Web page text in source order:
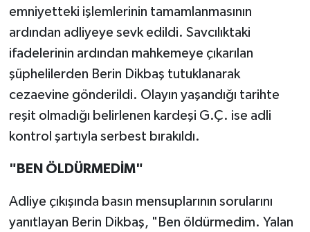
emniyetteki işlemlerinin tamamlanmasının
ardından adliyeye sevk edildi. Savcılıktaki
ifadelerinin ardından mahkemeye çıkarılan
şüphelilerden Berin Dikbaş tutuklanarak
cezaevine gönderildi. Olayın yaşandığı tarihte
reşit olmadığı belirlenen kardeşi G.Ç. ise adli
kontrol şartıyla serbest bırakıldı.
"BEN ÖLDÜRMEDİM"
Adliye çıkışında basın mensuplarının sorularını
yanıtlayan Berin Dikbaş, "Ben öldürmedim. Yalan